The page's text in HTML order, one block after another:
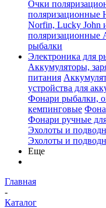
Очки
поляризационные
Norfin, Lucky John
поляризационные
рыбалки
Электроника для
Аккумуляторы,
питания
устройства для
Фонари рыбалки,
кемпинговые
Фонари ручные
Эхолоты и
Эхолоты и
Еще
Главная
-
Каталог